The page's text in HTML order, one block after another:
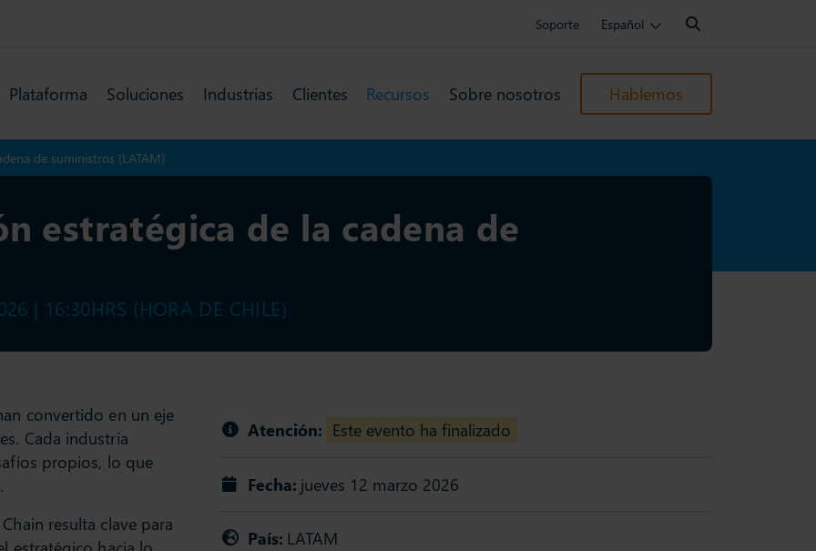
Soporte Español
Search:
Plataforma Soluciones Industrias Clientes Recursos Sobre nosotros Hablemos
de suministros (LATAM)
estratégica de la cadena de
| 16:30HRS (HORA DE CHILE)
convertido en un eje
Cada industria
propios, lo que
resulta clave para
Atención: Este evento ha finalizado
Fecha: jueves 12 marzo 2026
País: LATAM